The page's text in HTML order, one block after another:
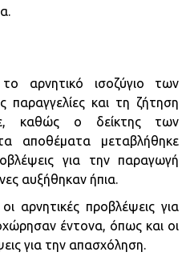
αρνητικό ισοζύγιο των
παραγγελίες και τη ζήτηση
καθώς ο δείκτης των
αποθέματα μεταβλήθηκε
για την παραγωγή
αυξήθηκαν ήπια.
αρνητικές προβλέψεις για
έντονα, όπως και οι
για την απασχόληση.